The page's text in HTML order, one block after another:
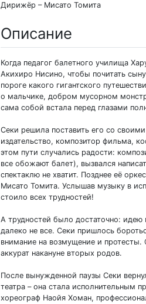
Дирижёр – Мисато Томита
Описание
Когда педагог балетного училища
Акихиро Нисино, чтобы почитать
пороге какого гигантского
о мальчике, добром мусорном
сама собой встала перед глазами
Секи решила поставить его со
издательство, композитор фильма,
этом пути случались радости:
все обожают балет), вызвался
спектаклю не хватит. Позднее её
Мисато Томита. Услышав музыку в
стоило всех трудностей!
А трудностей было достаточно:
далеко не все. Секи пришлось
внимание на возмущение и
аккурат накануне вторых родов.
После вынужденной паузы Секи
театра – она стала исполнительным
хореограф Наойя Хоман,